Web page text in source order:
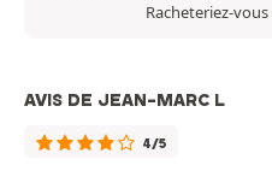
Racheteriez-vous
AVIS DE JEAN-MARC L
4/5